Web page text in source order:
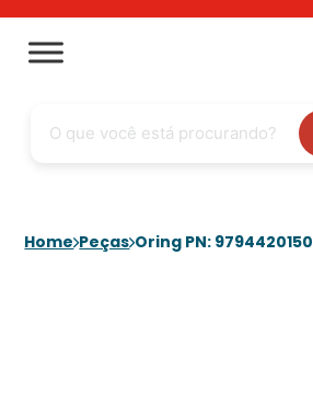
Home Peças Oring PN: 9794420150